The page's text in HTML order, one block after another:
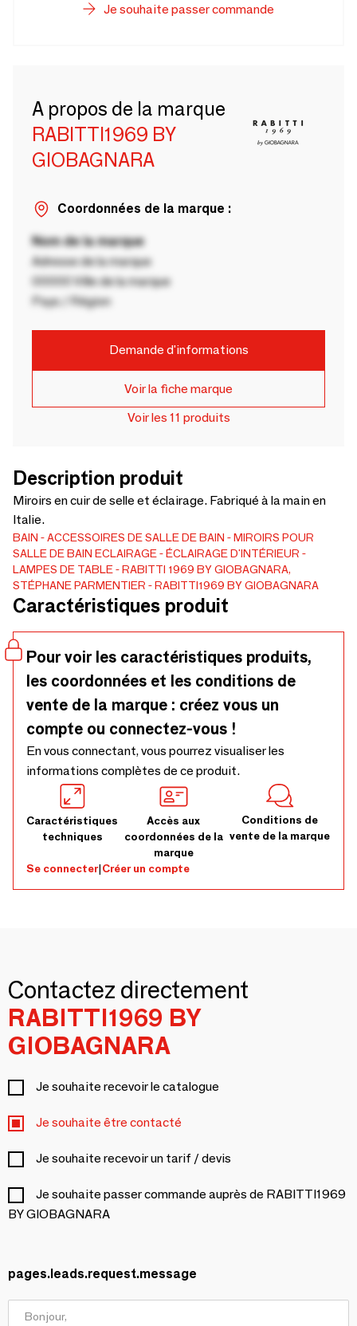
Je souhaite passer commande
A propos de la marque
RABITTI1969 BY
GIOBAGNARA
Coordonnées de la marque :
Nom de la marque
Adresse de la marque
00000 Ville de la marque
Pays / Région
Demande d'informations
Voir la fiche marque
Voir les 11 produits
Description produit
Miroirs en cuir de selle et éclairage. Fabriqué à la main en
Italie.
BAIN ACCESSOIRES DE SALLE DE BAIN
MIROIRS POUR
SALLE DE BAIN ECLAIRAGE
ÉCLAIRAGE D'INTÉRIEUR
LAMPES DE TABLE
RABITTI 1969 BY GIOBAGNARA,
STÉPHANE PARMENTIER
RABITTI1969 BY GIOBAGNARA
Caractéristiques produit
Pour voir les caractéristiques produits,
les coordonnées et les conditions de
vente de la marque : créez vous un
compte ou connectez-vous !
En vous connectant, vous pourrez visualiser les
informations complètes de ce produit.
Caractéristiques
techniques
Accès aux
coordonnées de la
marque
Conditions de
vente de la marque
Se connecter|Créer un compte
Contactez directement
RABITTI1969 BY
GIOBAGNARA
Je souhaite recevoir le catalogue
Je souhaite être contacté
Je souhaite recevoir un tarif / devis
Je souhaite passer commande auprès de RABITTI1969
BY GIOBAGNARA
pages.leads.request.message